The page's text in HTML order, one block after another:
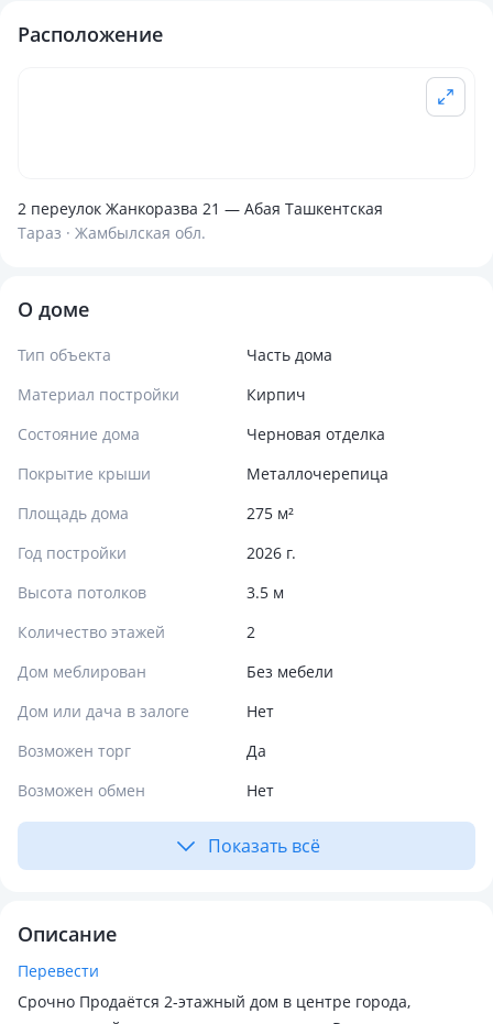
Расположение
2 переулок Жанкоразва 21 — Абая Ташкентская
Тараз · Жамбылская обл.
О доме
Тип объекта
Часть дома
Материал постройки
Кирпич
Состояние дома
Черновая отделка
Покрытие крыши
Металлочерепица
Площадь дома
275 м²
Год постройки
2026 г.
Высота потолков
3.5 м
Количество этажей
2
Дом меблирован
Без мебели
Дом или дача в залоге
Нет
Возможен торг
Да
Возможен обмен
Нет
Показать всё
Описание
Перевести
Срочно Продаётся 2-этажный дом в центре города,